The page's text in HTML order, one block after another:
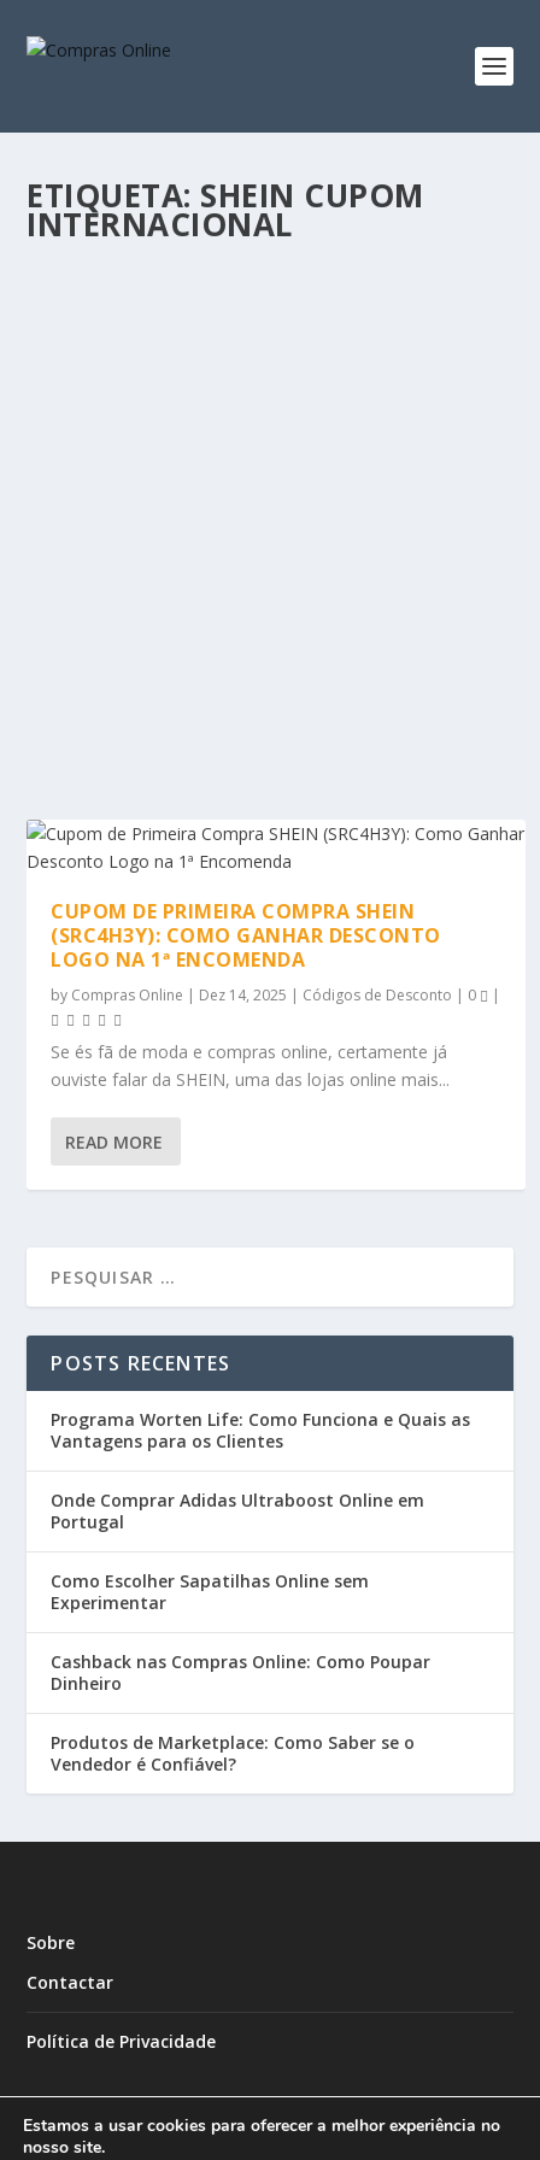
ETIQUETA: SHEIN CUPOM
INTERNACIONAL
CUPOM DE PRIMEIRA COMPRA SHEIN
(SRC4H3Y): COMO GANHAR DESCONTO
LOGO NA 1ª ENCOMENDA
by Compras Online | Dez 14, 2025 | Códigos de Desconto | 0 |
Se és fã de moda e compras online, certamente já
ouviste falar da SHEIN, uma das lojas online mais...
READ MORE
POSTS RECENTES
Programa Worten Life: Como Funciona e Quais as
Vantagens para os Clientes
Onde Comprar Adidas Ultraboost Online em
Portugal
Como Escolher Sapatilhas Online sem
Experimentar
Cashback nas Compras Online: Como Poupar
Dinheiro
Produtos de Marketplace: Como Saber se o
Vendedor é Confiável?
Sobre
Contactar
Política de Privacidade
Estamos a usar cookies para oferecer a melhor experiência no
nosso site.